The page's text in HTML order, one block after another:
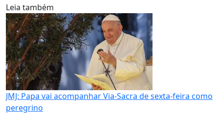
Leia também
JMJ: Papa vai acompanhar Via-Sacra de sexta-feira como
peregrino